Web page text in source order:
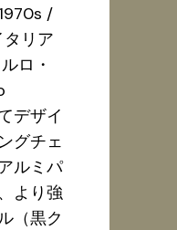
/
リア
ロ・
デザイ
グチェ
ルミパ
より強
（黒ク